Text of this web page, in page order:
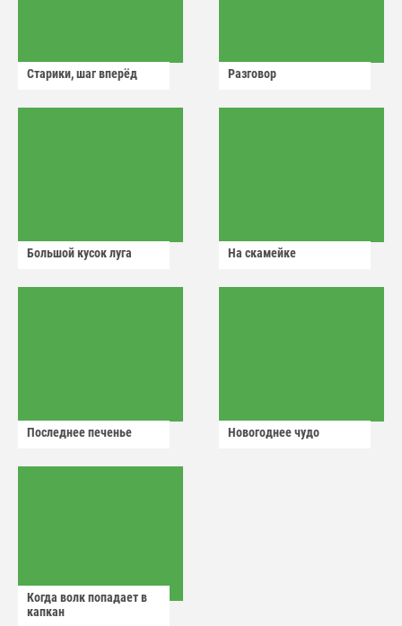
Старики, шаг вперёд Разговор
Большой кусок луга На скамейке
Последнее печенье Новогоднее чудо
Когда волк попадает в
капкан